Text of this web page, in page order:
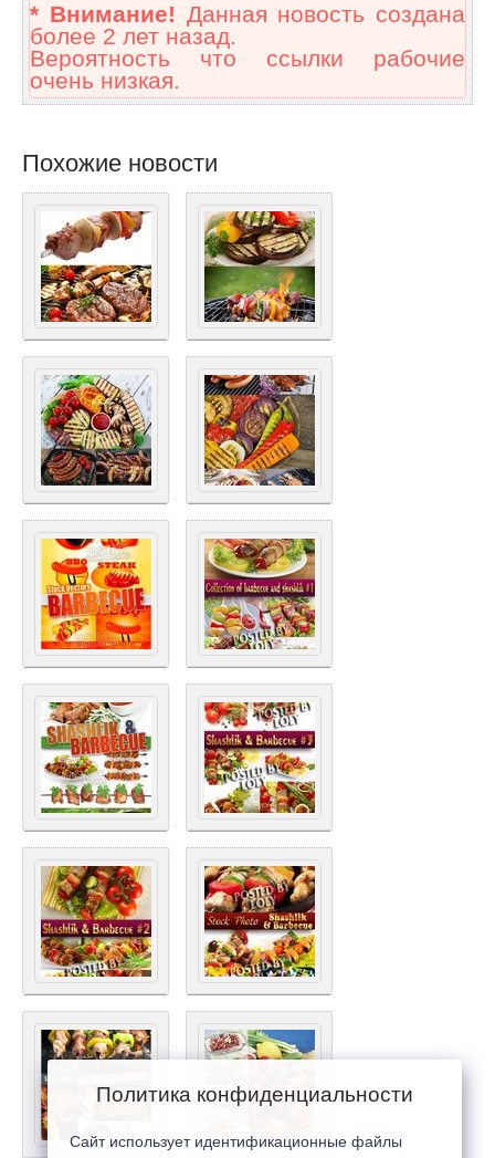
* Внимание! Данная новость создана
более 2 лет назад.
Вероятность что ссылки рабочие
очень низкая.
Похожие новости
Политика конфиденциальности
Сайт использует идентификационные файлы